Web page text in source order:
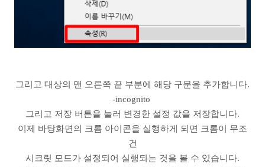
그리고 대상의 맨 오른쪽 끝 부분에 해당 구문을 추가합니다.
-incognito
그리고 저장 버튼을 눌러 변경한 설정 값을 저장합니다.
이제 바탕화면의 크롬 아이콘을 실행하게 되면 크롬이 무조
건
시크릿 모드가 설정되어 실행되는 것을 볼 수 있습니다.